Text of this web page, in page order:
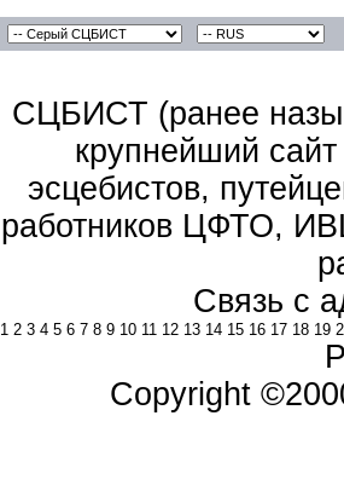
СЦБИСТ (ранее
крупнейший
эсцебистов,
работников ЦФТО,
Связь с
1 2 3 4 5 6 7 8 9 10 11 12 13 14 15 16 17 18 19
Copyright